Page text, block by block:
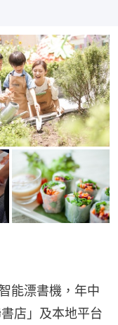
能漂書機，年中
店」及本地平台